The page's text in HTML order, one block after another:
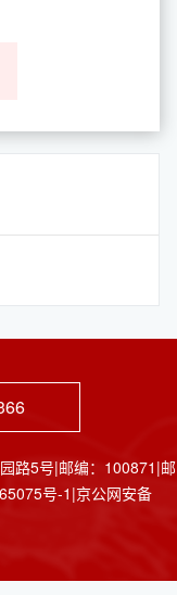
路5号|邮编：100871|邮
号-1|京公网安备